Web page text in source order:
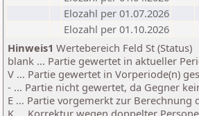
Elozahl per 01.07.2026
Elozahl per 01.10.2026
Hinweis1 Wertebereich Feld St (Status)
blank ... Partie gewertet in aktueller
V ... Partie gewertet in Vorperiode(n)
- ... Partie nicht gewertet, da Gegner
E ... Partie vorgemerkt zur
K ... Korrektur wegen doppelter